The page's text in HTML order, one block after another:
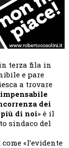
terza fila in
e pare
a trovare
impensabile
dei
di noi» è il
sindaco del
«l’evidente